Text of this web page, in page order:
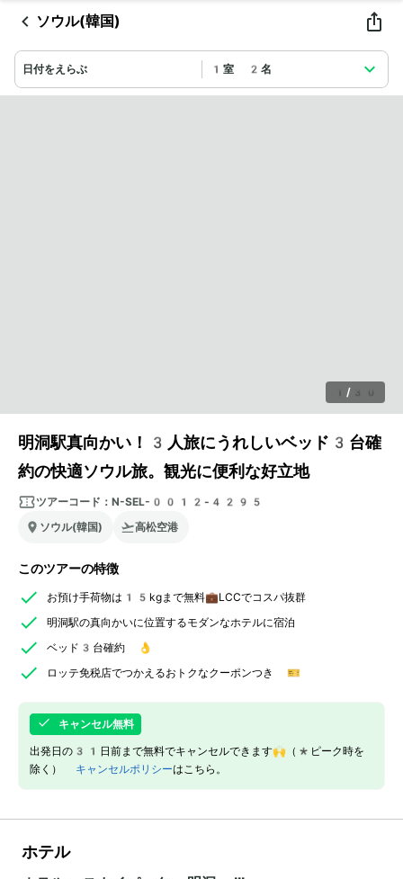
ソウル(韓国)
日付をえらぶ 1室 2名
1 / 30
明洞駅真向かい！3人旅にうれしいベッド3台確
約の快適ソウル旅。観光に便利な好立地
ツアーコード： N-SEL-0012-4295
ソウル(韓国)
高松空港
このツアーの特徴
お預け手荷物は15kgまで無料💼LCCでコスパ抜群
明洞駅の真向かいに位置するモダンなホテルに宿泊
ベッド3台確約 👌
ロッテ免税店でつかえるおトクなクーポンつき 🎫
キャンセル無料
出発日の31日前まで無料でキャンセルできます🙌（*ピーク時を
除く） キャンセルポリシーはこちら。
ホテル